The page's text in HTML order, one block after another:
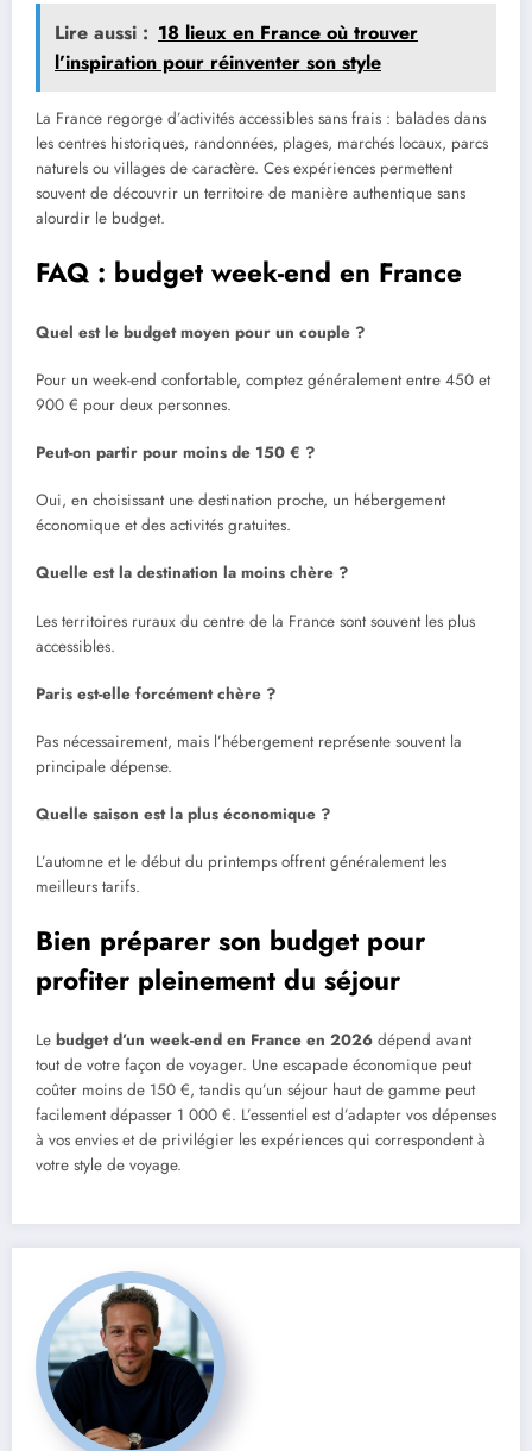
Lire aussi : 18 lieux en France où trouver
l’inspiration pour réinventer son style
La France regorge d’activités accessibles sans frais : balades dans
les centres historiques, randonnées, plages, marchés locaux, parcs
naturels ou villages de caractère. Ces expériences permettent
souvent de découvrir un territoire de manière authentique sans
alourdir le budget.
FAQ : budget week-end en France
Quel est le budget moyen pour un couple ?
Pour un week-end confortable, comptez généralement entre 450 et
900 € pour deux personnes.
Peut-on partir pour moins de 150 € ?
Oui, en choisissant une destination proche, un hébergement
économique et des activités gratuites.
Quelle est la destination la moins chère ?
Les territoires ruraux du centre de la France sont souvent les plus
accessibles.
Paris est-elle forcément chère ?
Pas nécessairement, mais l’hébergement représente souvent la
principale dépense.
Quelle saison est la plus économique ?
L’automne et le début du printemps offrent généralement les
meilleurs tarifs.
Bien préparer son budget pour
profiter pleinement du séjour
Le budget d’un week-end en France en 2026 dépend avant
tout de votre façon de voyager. Une escapade économique peut
coûter moins de 150 €, tandis qu’un séjour haut de gamme peut
facilement dépasser 1 000 €. L’essentiel est d’adapter vos dépenses
à vos envies et de privilégier les expériences qui correspondent à
votre style de voyage.